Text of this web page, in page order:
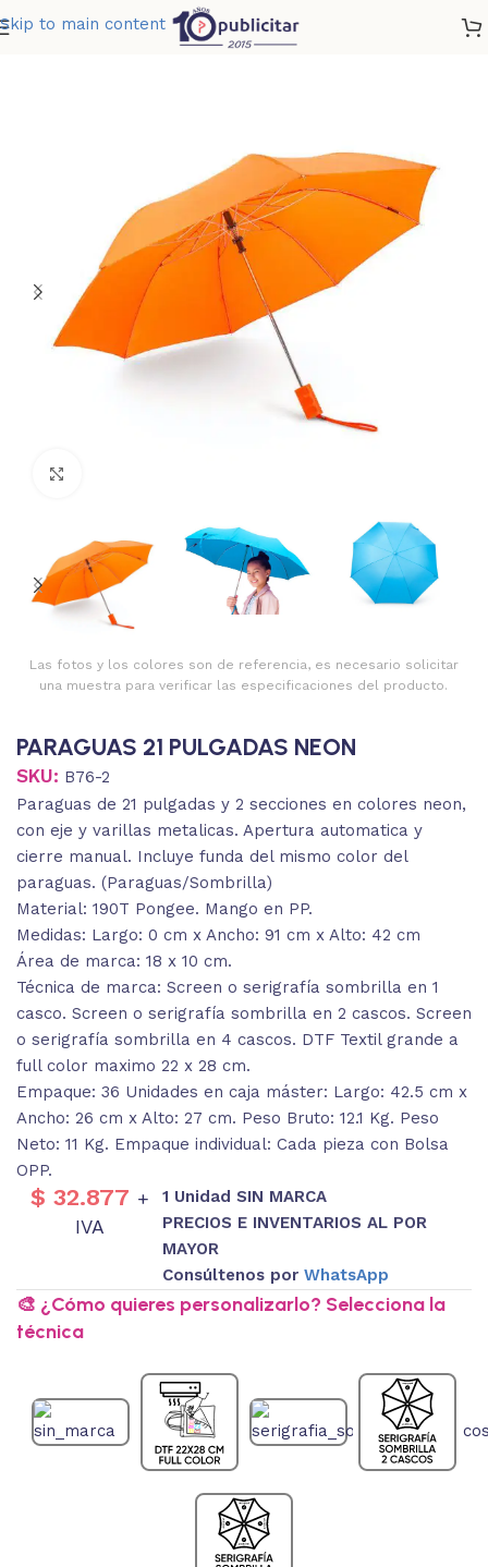
Skip to main content
PARAGUAS 21 PULGADAS NEON
Las fotos y los colores son de referencia, es necesario solicitar
una muestra para verificar las especificaciones del producto.
PARAGUAS 21 PULGADAS NEON
SKU: B76-2
Paraguas de 21 pulgadas y 2 secciones en colores neon,
con eje y varillas metalicas. Apertura automatica y
cierre manual. Incluye funda del mismo color del
paraguas. (Paraguas/Sombrilla)
Material: 190T Pongee. Mango en PP.
Medidas: Largo: 0 cm x Ancho: 91 cm x Alto: 42 cm
Área de marca: 18 x 10 cm.
Técnica de marca: Screen o serigrafía sombrilla en 1
casco. Screen o serigrafía sombrilla en 2 cascos. Screen
o serigrafía sombrilla en 4 cascos. DTF Textil grande a
full color maximo 22 x 28 cm.
Empaque: 36 Unidades en caja máster: Largo: 42.5 cm x
Ancho: 26 cm x Alto: 27 cm. Peso Bruto: 12.1 Kg. Peso
Neto: 11 Kg. Empaque individual: Cada pieza con Bolsa
OPP.
$ 32.877 +
IVA
1 Unidad SIN MARCA
PRECIOS E INVENTARIOS AL POR
MAYOR
Consúltenos porWhatsApp
🎨 ¿Cómo quieres personalizarlo? Selecciona la
técnica